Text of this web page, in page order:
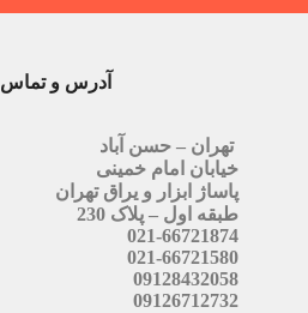
آدرس و تماس
تهران – حسن آباد
خیابان امام خمینی
پاساژ ابزار و یراق تهران
طبقه اول – پلاک 230
021-66721874
021-66721580
09128432058
09126712732